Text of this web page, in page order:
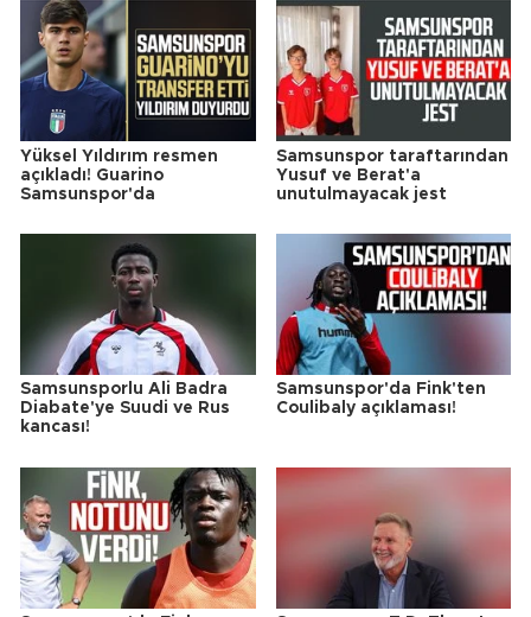
Yüksel Yıldırım resmen
açıkladı! Guarino
Samsunspor'da
Samsunspor taraftarından
Yusuf ve Berat'a
unutulmayacak jest
Samsunsporlu Ali Badra
Diabate'ye Suudi ve Rus
kancası!
Samsunspor'da Fink'ten
Coulibaly açıklaması!